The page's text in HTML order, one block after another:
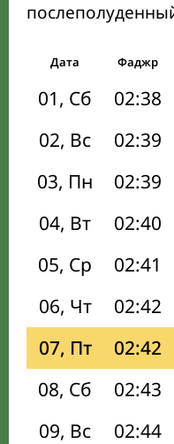
Дата Фаджр
01, Сб 02:38
02, Вс
02:39
03, Пн
02:39
04, Вт
02:40
05, Ср
02:41
06, Чт
02:42
07, Пт
02:42
08, Сб
02:43
09, Вс
02:44